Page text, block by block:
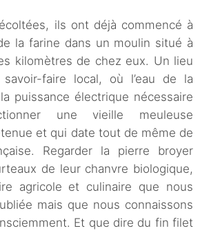
ils ont déjà commencé à
la farine dans un moulin situé à
kilomètres de chez eux. Un lieu
faire local, où l’eau de la
puissance électrique nécessaire
une vieille meuleuse
et qui date tout de même de
Regarder la pierre broyer
de leur chanvre biologique,
agricole et culinaire que nous
mais que nous connaissons
Et que dire du fin filet